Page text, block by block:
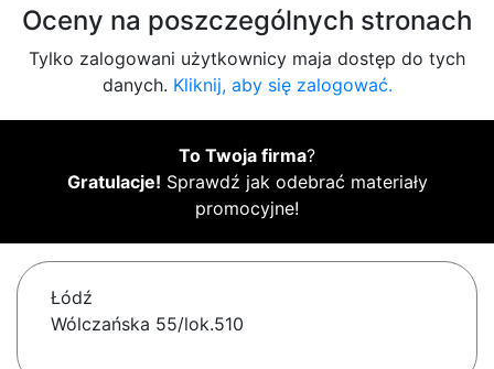
Oceny na poszczególnych stronach
Tylko zalogowani użytkownicy maja dostęp do tych
danych. Kliknij, aby się zalogować.
To Twoja firma?
Gratulacje! Sprawdź jak odebrać materiały
promocyjne!
Łódź
Wólczańska 55/lok.510